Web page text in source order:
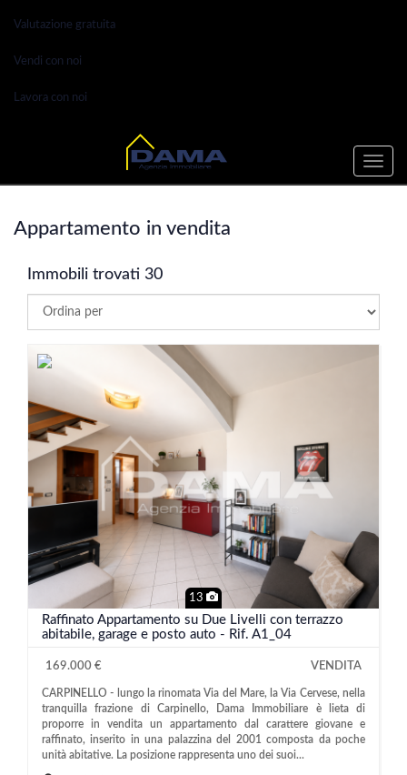
Valutazione gratuita
Vendi con noi
Lavora con noi
Toggle
Appartamento in vendita
Immobili trovati 30
13
Raffinato Appartamento su Due Livelli con terrazzo
abitabile, garage e posto auto - Rif. A1_04
169.000 € VENDITA
CARPINELLO - lungo la rinomata Via del Mare, la Via Cervese, nella
tranquilla frazione di Carpinello, Dama Immobiliare è lieta di
proporre in vendita un appartamento dal carattere giovane e
raffinato, inserito in una palazzina del 2001 composta da poche
unità abitative. La posizione rappresenta uno dei suoi...